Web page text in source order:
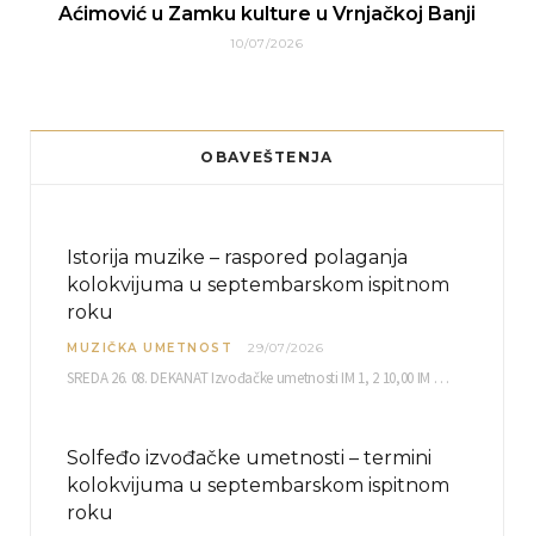
Aćimović u Zamku kulture u Vrnjačkoj Banji
10/07/2026
OBAVEŠTENJA
Istorija muzike – raspored polaganja
kolokvijuma u septembarskom ispitnom
roku
MUZIČKA UMETNOST 29/07/2026
SREDA 26. 08. DEKANAT Izvođačke umetnosti IM 1, 2 10,00 IM 3, 4 10,30 IM…
Solfeđo izvođačke umetnosti – termini
kolokvijuma u septembarskom ispitnom
roku